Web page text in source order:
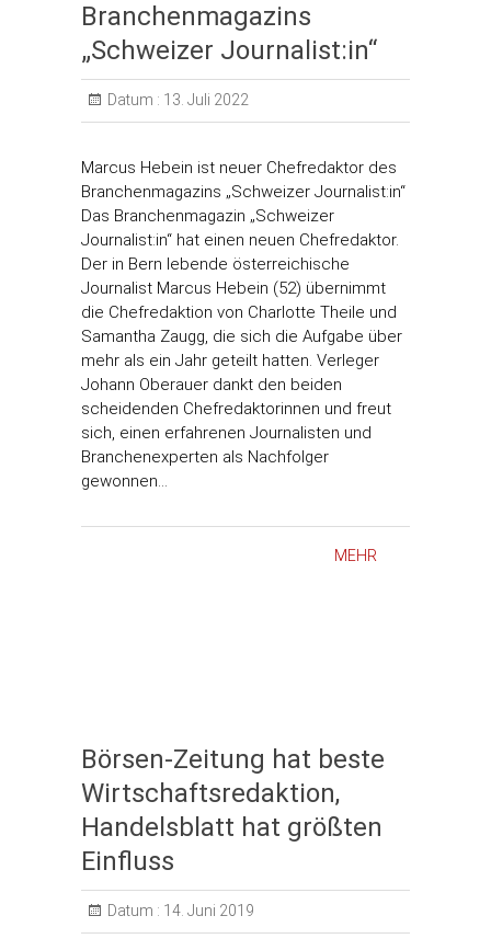
Branchenmagazins
„Schweizer Journalist:in“
Datum : 13. Juli 2022
Marcus Hebein ist neuer Chefredaktor des
Branchenmagazins „Schweizer Journalist:in“
Das Branchenmagazin „Schweizer
Journalist:in“ hat einen neuen Chefredaktor.
Der in Bern lebende österreichische
Journalist Marcus Hebein (52) übernimmt
die Chefredaktion von Charlotte Theile und
Samantha Zaugg, die sich die Aufgabe über
mehr als ein Jahr geteilt hatten. Verleger
Johann Oberauer dankt den beiden
scheidenden Chefredaktorinnen und freut
sich, einen erfahrenen Journalisten und
Branchenexperten als Nachfolger
gewonnen…
MEHR
Börsen-Zeitung hat beste
Wirtschaftsredaktion,
Handelsblatt hat größten
Einfluss
Datum : 14. Juni 2019